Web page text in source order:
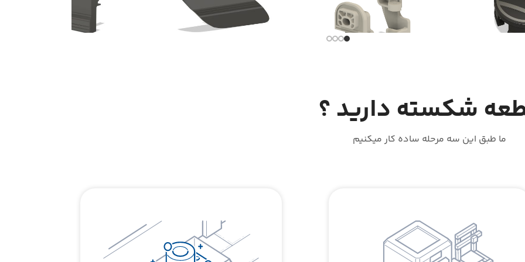
بگیرید
موجود است. تماس بگیرید
اطلاعات بیشتر
شکسته دارید ؟
ما طبق این سه مرحله ساده کار میکنیم